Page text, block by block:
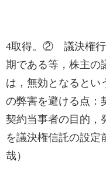
4取得。② 議決権行
期である等，株主の
は，無効となるとい
の弊害を避ける点：
契約当事者の目的，
を議決権信託の設定
哉）